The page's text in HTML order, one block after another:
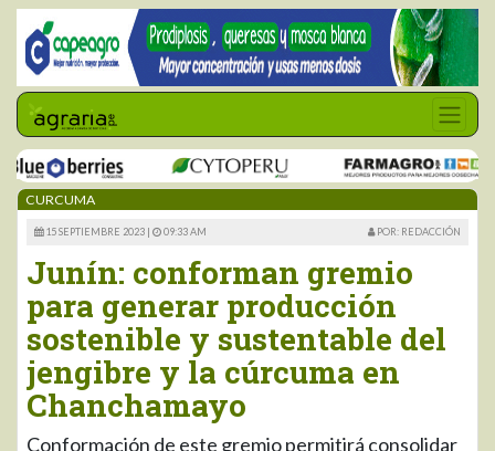
CURCUMA
15 SEPTIEMBRE 2023 | 09:33 AM POR: REDACCIÓN
Junín: conforman gremio
para generar producción
sostenible y sustentable del
jengibre y la cúrcuma en
Chanchamayo
Conformación de este gremio permitirá consolidar